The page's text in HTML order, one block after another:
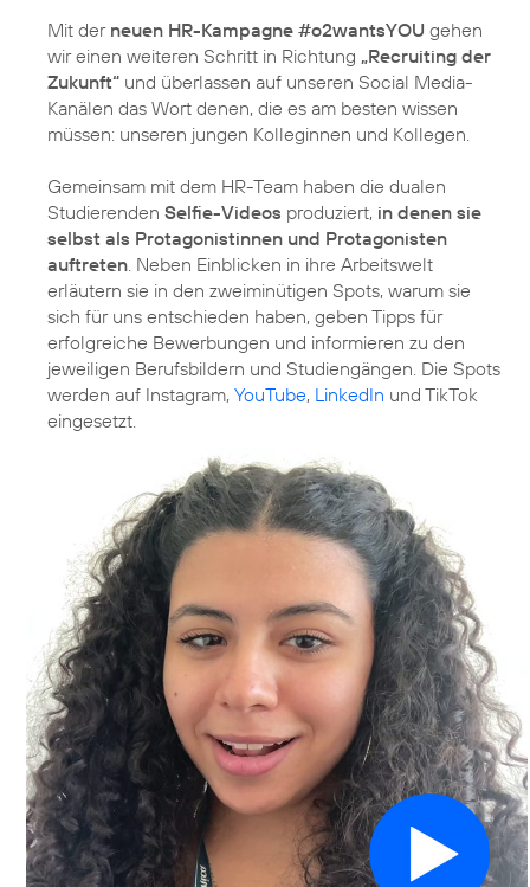
Mit der neuen HR-Kampagne #o2wantsYOU gehen
wir einen weiteren Schritt in Richtung „Recruiting der
Zukunft“ und überlassen auf unseren Social Media-
Kanälen das Wort denen, die es am besten wissen
müssen: unseren jungen Kolleginnen und Kollegen.
Gemeinsam mit dem HR-Team haben die dualen
Studierenden Selfie-Videos produziert, in denen sie
selbst als Protagonistinnen und Protagonisten
auftreten . Neben Einblicken in ihre Arbeitswelt
erläutern sie in den zweiminütigen Spots, warum sie
sich für uns entschieden haben, geben Tipps für
erfolgreiche Bewerbungen und informieren zu den
jeweiligen Berufsbildern und Studiengängen. Die Spots
werden auf Instagram, YouTube, LinkedIn und TikTok
eingesetzt.